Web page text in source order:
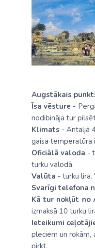
Augstākais
Īsa vēsture -
nodibināja tur
Klimats - Antaljā
gaisa temperatūra
Oficiālā valoda -
turku valodā.
Valūta - turku lira.
Svarīgi telefona
Kā tur nokļūt no
izmaksā 10 turku
Ieteikumi
pleciem un
pirkt.